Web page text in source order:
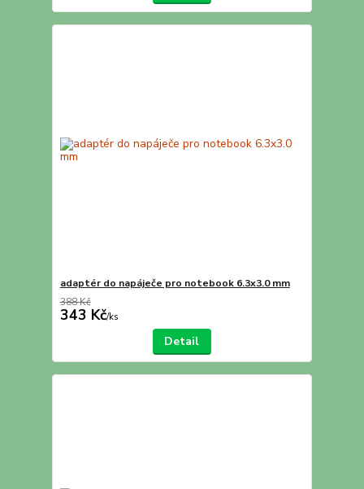
adaptér do napáječe pro notebook 6.3x3.0 mm
388 Kč
343 Kč/ks
Detail